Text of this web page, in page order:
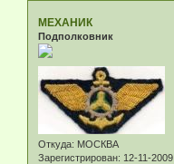
МЕХАНИК
Подполковник
Откуда: МОСКВА
Зарегистрирован: 12-11-2009